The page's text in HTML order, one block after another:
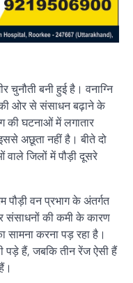
बनी हुई है। वनाग्नि
ओर से संसाधन बढ़ाने के
की घटनाओं में लगातार
अछूता नहीं है। बीते दो
वाले जिलों में पौड़ी दूसरे
वन प्रभाग के अंतर्गत
संसाधनों की कमी के कारण
सामना करना पड़ रहा है।
पड़े हैं, जबकि तीन रेंज ऐसी हैं